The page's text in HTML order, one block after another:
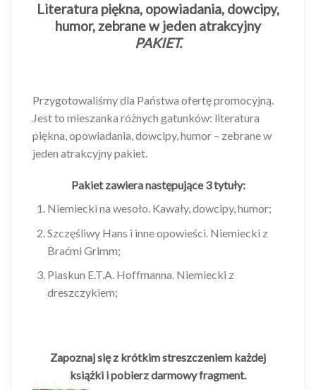
Literatura piękna, opowiadania, dowcipy,
humor, zebrane w jeden atrakcyjny
PAKIET.
Przygotowaliśmy dla Państwa ofertę promocyjną.
Jest to mieszanka różnych gatunków: literatura
piękna, opowiadania, dowcipy, humor – zebrane w
jeden atrakcyjny pakiet.
Pakiet zawiera następujące 3 tytuły:
Niemiecki na wesoło. Kawały, dowcipy, humor;
Szczęśliwy Hans i inne opowieści. Niemiecki z
Braćmi Grimm;
Piaskun E.T.A. Hoffmanna. Niemiecki z
dreszczykiem;
Zapoznaj się z krótkim streszczeniem każdej
książki i pobierz darmowy fragment.